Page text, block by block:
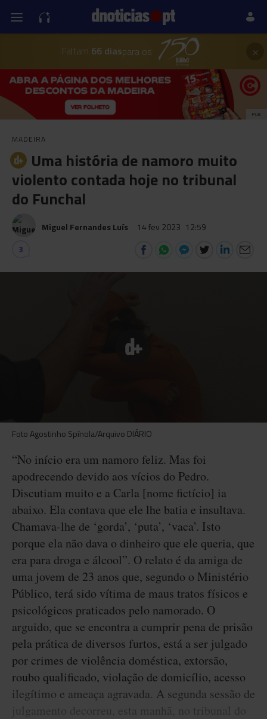
Faltam 66 diaspara os ×
PUB
MADEIRA
Uma história de namoro muito
violento contada hoje no tribunal
do Funchal
Miguel Fernandes Luís 14 fev 2023 12:59
3
Foto Agostinho Spínola/Arquivo DIÁRIO
“No início era um namoro feliz. Mas foi
apodrecendo devido aos vícios do Pedro.
Discutiam muito e a Carla [nome fictício] ia
abaixo. Ela contava que ele lhe batia e insultava.
Chamava-lhe de ‘gorda’, ‘puta’, ‘vaca’. Isto
porque ela não dava o dinheiro que ele queria, que
era para droga e álcool”. O relato é da amiga de
uma jovem de 23 anos que, segundo o Ministério
Público, terá sido vítima de maus tratos físicos e
psicológicos praticados pelo namorado. O
arguido, que se encontra a cumprir pena de prisão
pela prática de diversos furtos, está a ser julgado
por crimes de violência doméstica, extorsão,
roubo qualificado, violação de domicílio, acesso
ilegítimo e ameaça agravada. A segunda sessão de
julgamento decorreu, esta manhã, no tribunal do